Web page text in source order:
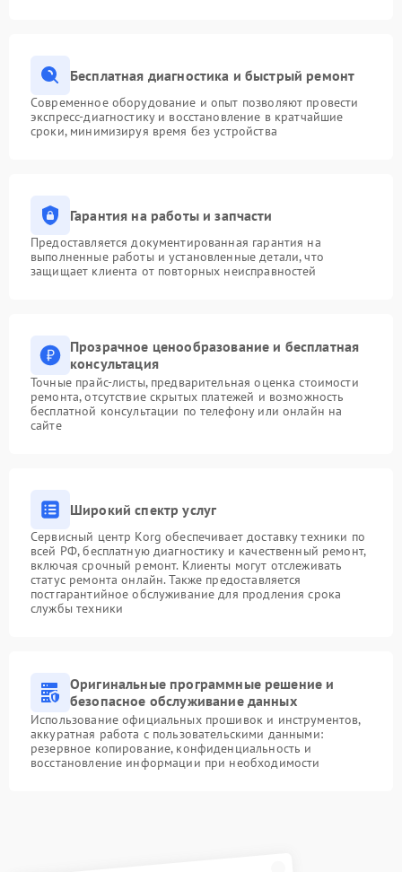
Бесплатная диагностика и быстрый ремонт
Современное оборудование и опыт позволяют провести
экспресс-диагностику и восстановление в кратчайшие
сроки, минимизируя время без устройства
Гарантия на работы и запчасти
Предоставляется документированная гарантия на
выполненные работы и установленные детали, что
защищает клиента от повторных неисправностей
Прозрачное ценообразование и бесплатная
консультация
Точные прайс-листы, предварительная оценка стоимости
ремонта, отсутствие скрытых платежей и возможность
бесплатной консультации по телефону или онлайн на
сайте
Широкий спектр услуг
Сервисный центр Korg обеспечивает доставку техники по
всей РФ, бесплатную диагностику и качественный ремонт,
включая срочный ремонт. Клиенты могут отслеживать
статус ремонта онлайн. Также предоставляется
постгарантийное обслуживание для продления срока
службы техники
Оригинальные программные решение и
безопасное обслуживание данных
Использование официальных прошивок и инструментов,
аккуратная работа с пользовательскими данными:
резервное копирование, конфиденциальность и
восстановление информации при необходимости